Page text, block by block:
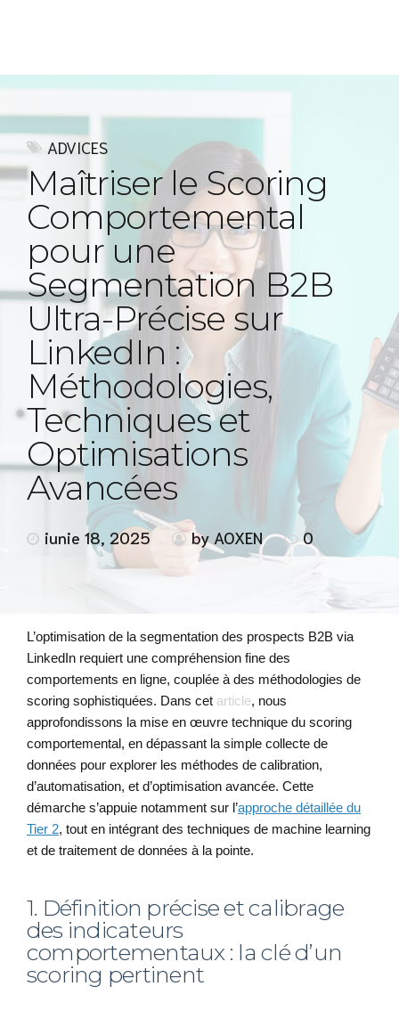
ADVICES
Maîtriser le Scoring
Comportemental
pour une
Segmentation B2B
Ultra-Précise sur
LinkedIn :
Méthodologies,
Techniques et
Optimisations
Avancées
iunie 18, 2025 by AOXEN 0
L’optimisation de la segmentation des prospects B2B via
LinkedIn requiert une compréhension fine des
comportements en ligne, couplée à des méthodologies de
scoring sophistiquées. Dans cet article, nous
approfondissons la mise en œuvre technique du scoring
comportemental, en dépassant la simple collecte de
données pour explorer les méthodes de calibration,
d’automatisation, et d’optimisation avancée. Cette
démarche s’appuie notamment sur l’approche détaillée du
Tier 2, tout en intégrant des techniques de machine learning
et de traitement de données à la pointe.
1. Définition précise et calibrage
des indicateurs
comportementaux : la clé d’un
scoring pertinent